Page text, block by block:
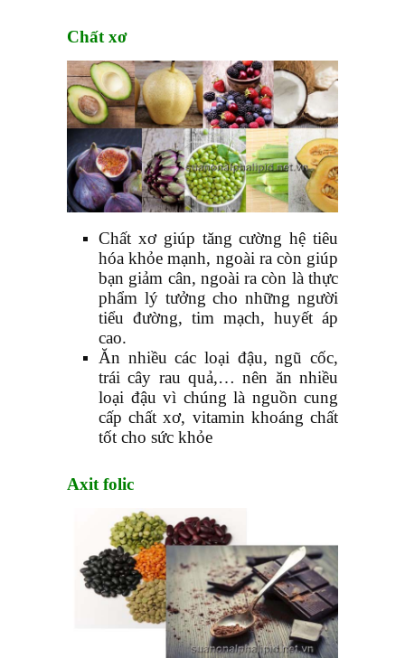
Chất xơ
Chất xơ giúp tăng cường hệ tiêu
hóa khỏe mạnh, ngoài ra còn giúp
bạn giảm cân, ngoài ra còn là thực
phẩm lý tưởng cho những người
tiểu đường, tim mạch, huyết áp
cao.
Ăn nhiều các loại đậu, ngũ cốc,
trái cây rau quả,… nên ăn nhiều
loại đậu vì chúng là nguồn cung
cấp chất xơ, vitamin khoáng chất
tốt cho sức khỏe
Axit folic